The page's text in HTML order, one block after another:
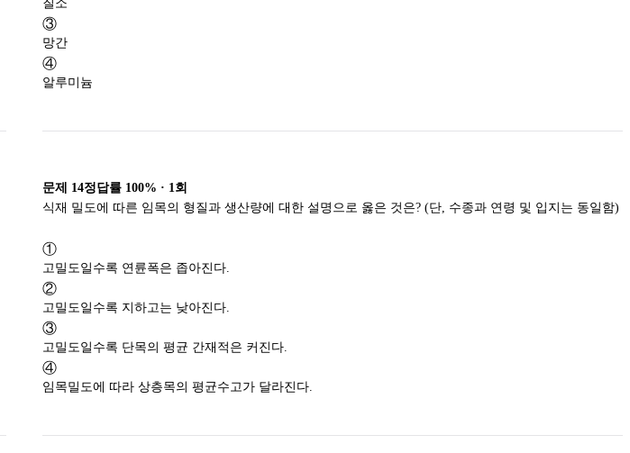
질소
③
망간
④
알루미늄
문제 14정답률 100% · 1 회
식재 밀도에 따른 임목의 형질과 생산량에 대한 설명으로 옳은 것은? (단, 수종과 연령 및 입지는 동일함)
①
고밀도일수록 연륜폭은 좁아진다.
②
고밀도일수록 지하고는 낮아진다.
③
고밀도일수록 단목의 평균 간재적은 커진다.
④
임목밀도에 따라 상층목의 평균수고가 달라진다.